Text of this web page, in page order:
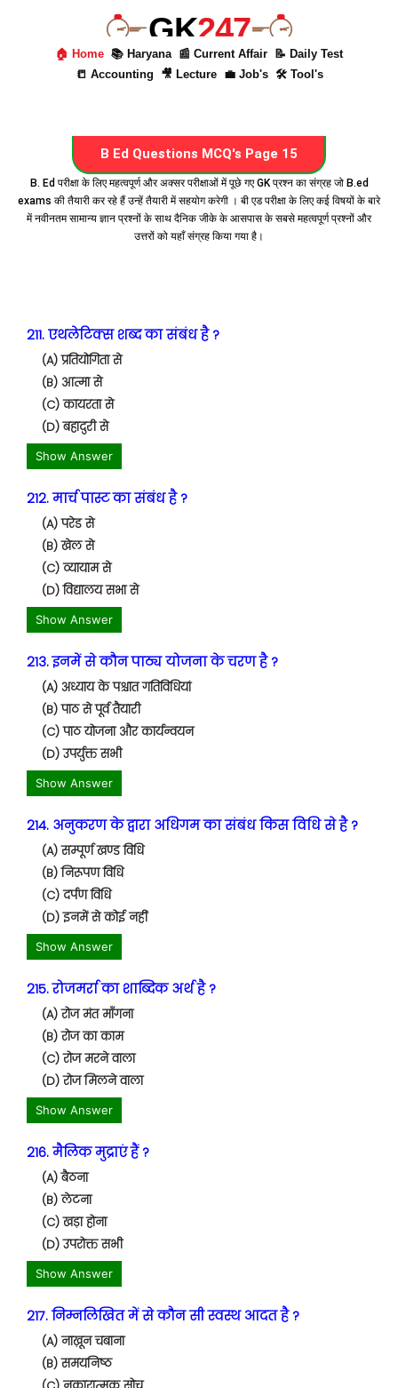
GK247
🏠 Home 📚 Haryana 📰 Current Affair
📝 Daily Test
📒 Accounting
🎥 Lecture 💼 Job's 🛠 Tool's
B Ed Questions MCQ's Page 15
B. Ed परीक्षा के लिए महत्वपूर्ण और अक्सर परीक्षाओं में पूछे गए GK प्रश्न का संग्रह जो B.ed
exams की तैयारी कर रहे हैं उन्हें तैयारी में सहयोग करेगी । बी एड परीक्षा के लिए कई विषयों के बारे
में नवीनतम सामान्य ज्ञान प्रश्नों के साथ दैनिक जीके के आसपास के सबसे महत्वपूर्ण प्रश्नों और
उत्तरों को यहाँ संग्रह किया गया है।
211. एथलेटिक्स शब्द का संबंध है ?
(A) प्रतियोगिता से
(B) आत्मा से
(C) कायरता से
(D) बहादुरी से
Show Answer
212. मार्च पास्ट का संबंध है ?
(A) परेड से
(B) खेल से
(C) व्यायाम से
(D) विद्यालय सभा से
Show Answer
213. इनमें से कौन पाठ्य योजना के चरण है ?
(A) अध्याय के पश्चात गतिविधियां
(B) पाठ से पूर्व तैयारी
(C) पाठ योजना और कार्यन्वयन
(D) उपर्युक्त सभी
Show Answer
214. अनुकरण के द्वारा अधिगम का संबंध किस विधि से है ?
(A) सम्पूर्ण खण्ड विधि
(B) निरूपण विधि
(C) दर्पण विधि
(D) इनमें से कोई नहीं
Show Answer
215. रोजमर्रा का शाब्दिक अर्थ है ?
(A) रोज मंत माँगना
(B) रोज का काम
(C) रोज मरने वाला
(D) रोज मिलने वाला
Show Answer
216. मैलिक मुद्राएं हैं ?
(A) बैठना
(B) लेटना
(C) खड़ा होना
(D) उपरोक्त सभी
Show Answer
217. निम्नलिखित में से कौन सी स्वस्थ आदत है ?
(A) नाख़ून चबाना
(B) समयनिष्ठ